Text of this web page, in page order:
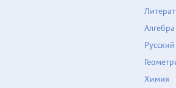
Алгебра
Химия